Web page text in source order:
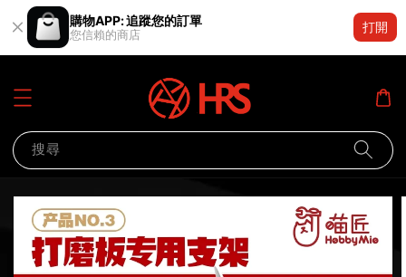
購物APP: 追蹤您的訂單
您信賴的商店
打開
搜尋